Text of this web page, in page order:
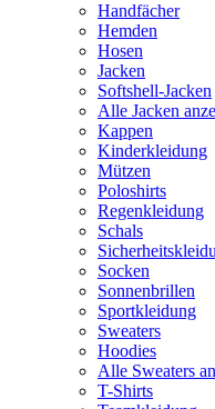
Handfächer
Hemden
Hosen
Jacken
Softshell-Jacken
Alle Jacken
Kappen
Kinderkleidung
Mützen
Poloshirts
Regenkleidung
Schals
Socken
Sonnenbrillen
Sportkleidung
Sweaters
Hoodies
Alle Sweaters
T-Shirts